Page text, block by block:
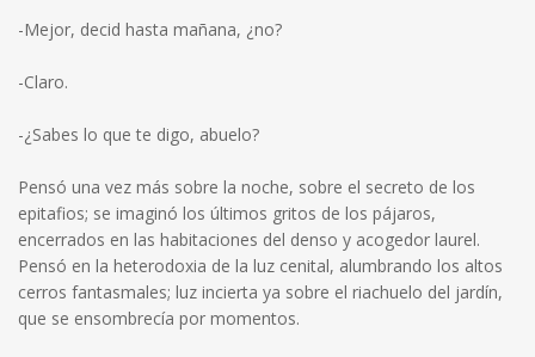
-Mejor, decid hasta mañana, ¿no?
-Claro.
-¿Sabes lo que te digo, abuelo?
Pensó una vez más sobre la noche, sobre el secreto de los
epitafios; se imaginó los últimos gritos de los pájaros,
encerrados en las habitaciones del denso y acogedor laurel.
Pensó en la heterodoxia de la luz cenital, alumbrando los altos
cerros fantasmales; luz incierta ya sobre el riachuelo del jardín,
que se ensombrecía por momentos.